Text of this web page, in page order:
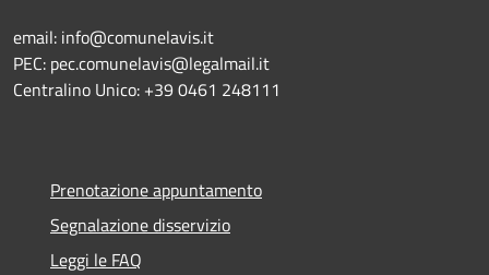
email: info@comunelavis.it
PEC: pec.comunelavis@legalmail.it
Centralino Unico: +39 0461 248111
Prenotazione appuntamento
Segnalazione disservizio
Leggi le FAQ